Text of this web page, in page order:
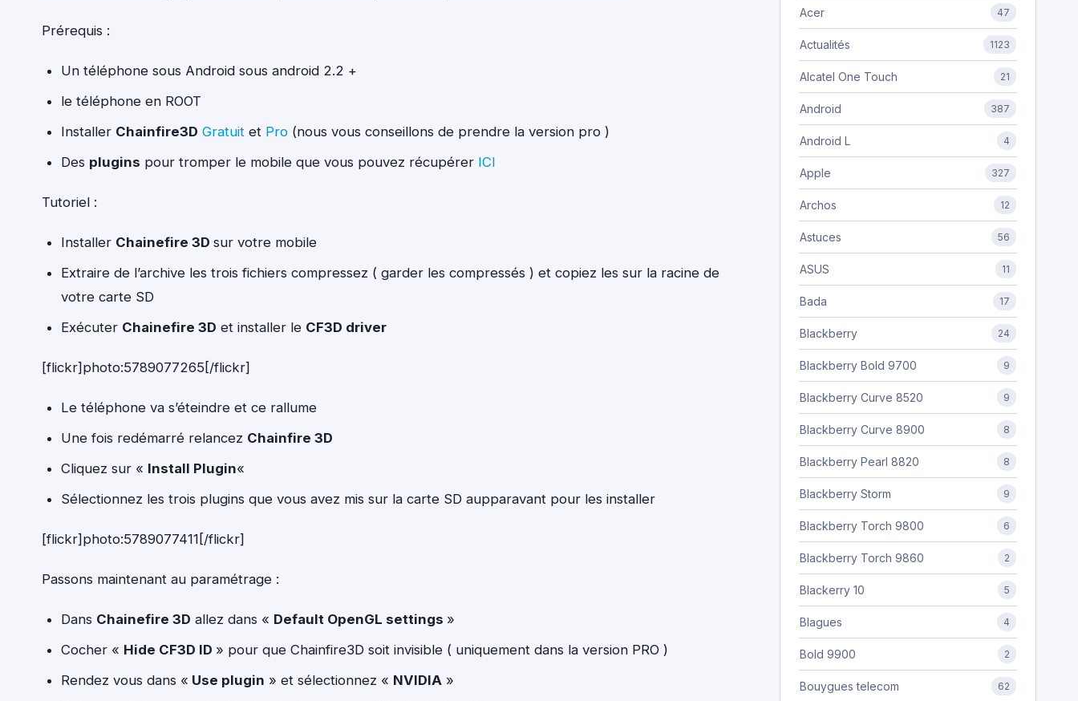
Prérequis :
Un téléphone sous Android sous android 2.2 +
le téléphone en ROOT
Installer Chainfire3D Gratuit et Pro (nous vous conseillons de prendre la version pro )
Des plugins pour tromper le mobile que vous pouvez récupérer ICI
Tutoriel :
Installer Chainefire 3D sur votre mobile
Extraire de l’archive les trois fichiers compressez ( garder les compressés ) et copiez les sur la racine de
votre carte SD
Exécuter Chainefire 3D et installer le CF3D driver
[flickr]photo:5789077265[/flickr]
Le téléphone va s’éteindre et ce rallume
Une fois redémarré relancez Chainfire 3D
Cliquez sur « Install Plugin«
Sélectionnez les trois plugins que vous avez mis sur la carte SD aupparavant pour les installer
[flickr]photo:5789077411[/flickr]
Passons maintenant au paramétrage :
Dans Chainefire 3D allez dans « Default OpenGL settings »
Cocher « Hide CF3D ID » pour que Chainfire3D soit invisible ( uniquement dans la version PRO )
Rendez vous dans « Use plugin » et sélectionnez « NVIDIA »
Acer 47
Actualités 1123
Alcatel One Touch 21
Android 387
Android L 4
Apple 327
Archos 12
Astuces 56
ASUS 11
Bada 17
Blackberry 24
Blackberry Bold 9700 9
Blackberry Curve 8520 9
Blackberry Curve 8900 8
Blackberry Pearl 8820 8
Blackberry Storm 9
Blackberry Torch 9800 6
Blackberry Torch 9860 2
Blackerry 10 5
Blagues 4
Bold 9900 2
Bouygues telecom 62